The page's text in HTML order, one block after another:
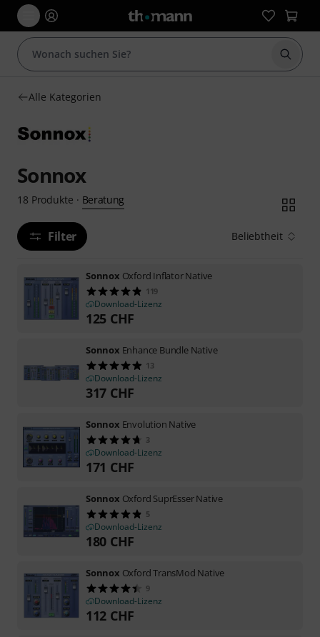
Suche
Alle Kategorien
Sonnox
18 Produkte · Beratung
Filter Beliebtheit
Sonnox Oxford Inflator Native
119
Download-Lizenz
125 CHF
Sonnox Enhance Bundle Native
13
Download-Lizenz
317 CHF
Sonnox Envolution Native
3
Download-Lizenz
171 CHF
Sonnox Oxford SuprEsser Native
5
Download-Lizenz
180 CHF
Sonnox Oxford TransMod Native
9
Download-Lizenz
112 CHF